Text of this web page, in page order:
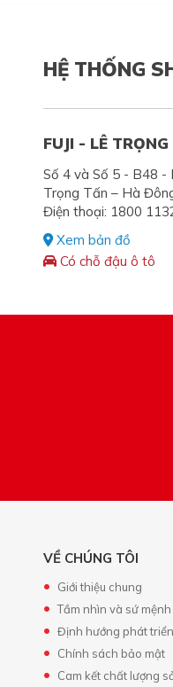
HỆ THỐNG
FUJI - LÊ
Số 4 và Số 5 - B48 -
Trọng Tấn – Hà
Điện thoại: 1800
Xem bản đồ
Có chỗ đậu ô tô
VỀ CHÚNG TÔI
Giới thiệu chung
Tầm nhìn và sứ mệnh
Định hướng phát triển
Chính sách bảo mật
Cam kết chất lượng